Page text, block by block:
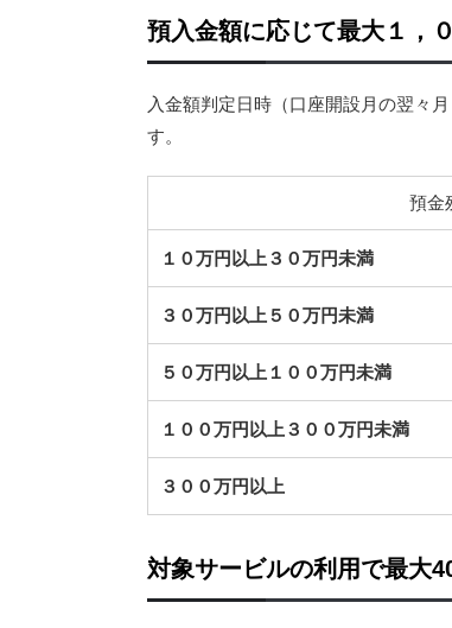
預入金額に応じて最大１，
入金額判定日時（口座開設月の翌々
す。
預金
１０万円以上３０万円未満
３０万円以上５０万円未満
５０万円以上１００万円未満
１００万円以上３００万円未満
３００万円以上
対象サービルの利用で最大